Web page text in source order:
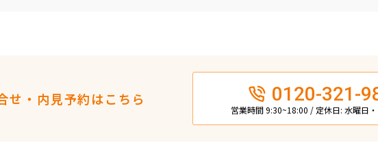
せ・内見予約はこちら 0120-321-
営業時間 9:30~18:00 / 定休日: 水曜日